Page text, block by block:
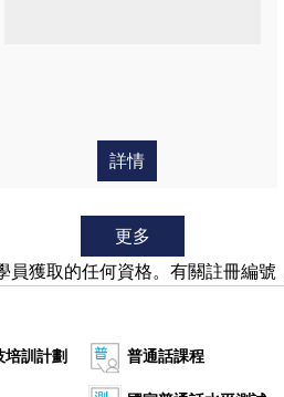
詳情
更多
獲取的任何資格。有關註冊編號
培訓計劃 普通話課程